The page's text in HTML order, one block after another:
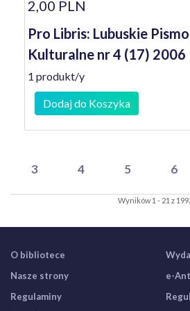
2,00 PLN
Pro Libris: Lubuskie
Kulturalne nr 4 (17) 2006
1 produkt/y
Dodaj do Koszyka
3 4 5 6
Wyników 1 - 21 z
O bibliotece
Nasze strony
Regulaminy
e-